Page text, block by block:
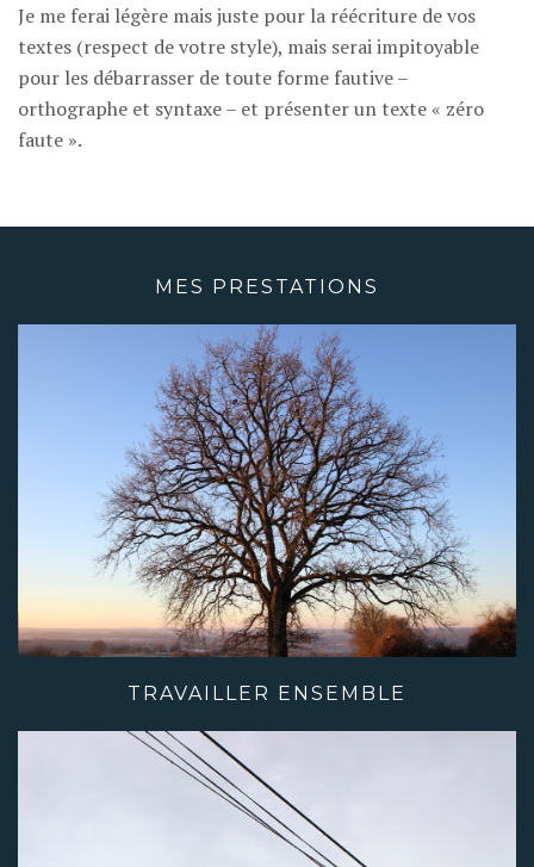
Je me ferai légère mais juste pour la réécriture de vos
textes (respect de votre style), mais serai impitoyable
pour les débarrasser de toute forme fautive –
orthographe et syntaxe – et présenter un texte « zéro
faute ».
MES PRESTATIONS
TRAVAILLER ENSEMBLE